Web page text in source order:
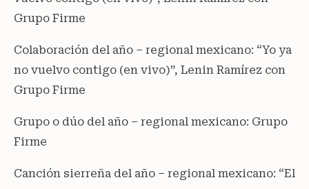
Grupo Firme
Colaboración del año – regional mexicano: “Yo ya
no vuelvo contigo (en vivo)”, Lenin Ramírez con
Grupo Firme
Grupo o dúo del año – regional mexicano: Grupo
Firme
Canción sierreña del año – regional mexicano: “El